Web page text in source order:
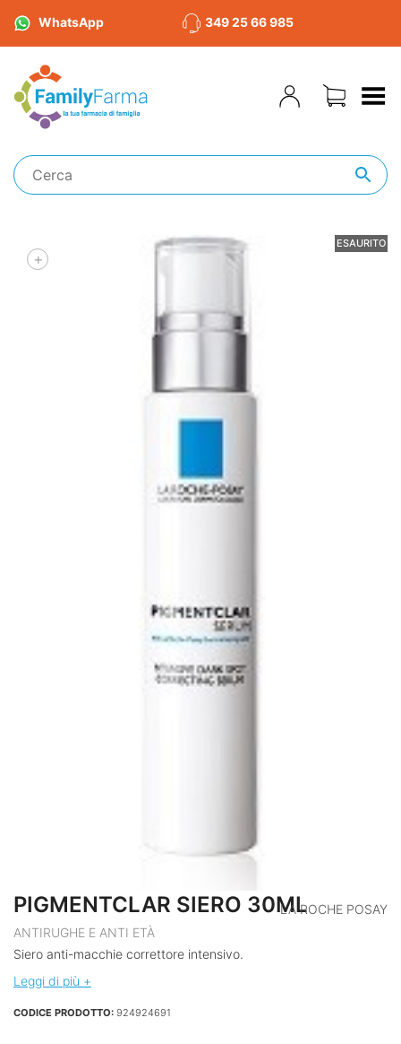
WhatsApp 349 25 66 985
Toggle Menu
ESAURITO
+
PIGMENTCLAR SIERO 30ML
ANTIRUGHE E ANTI ETÀ
LA ROCHE POSAY
Siero anti-macchie correttore intensivo.
Leggi di più +
CODICE PRODOTTO: 924924691